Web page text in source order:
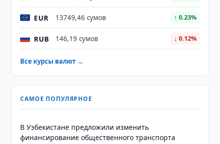
EUR 13749,46 сумов ↑ 0.23%
RUB 146,19 сумов ↓ 0.12%
Все курсы валют →
САМОЕ ПОПУЛЯРНОЕ
В Узбекистане предложили изменить
финансирование общественного транспорта